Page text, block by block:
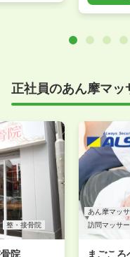
正社員のあん摩マ
整・接骨院
院
あん摩マッ
訪問マッサ
まごこ